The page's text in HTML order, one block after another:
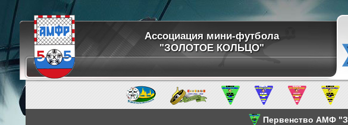
Ассоциация мини-футбола
"ЗОЛОТОЕ КОЛЬЦО"
Первенство АМФ